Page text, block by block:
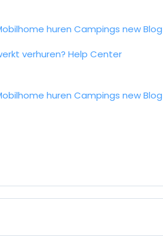
huren Campings newBlog
verhuren? Help Center
huren Campings newBlog